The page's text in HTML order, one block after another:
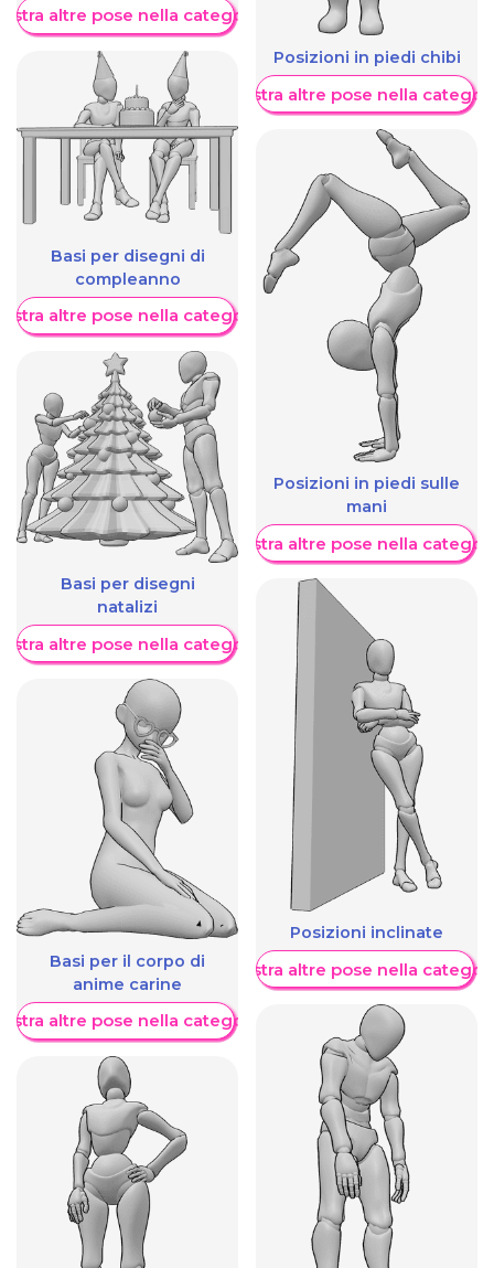
altre pose nella categoria
Basi per disegni di
compleanno
altre pose nella categoria
Basi per disegni
natalizi
altre pose nella categoria
Basi per il corpo di
anime carine
altre pose nella categoria
Posizioni in piedi chibi
Mostra altre pose nella
Posizioni in piedi sulle
mani
Mostra altre pose nella
Posizioni inclinate
Mostra altre pose nella